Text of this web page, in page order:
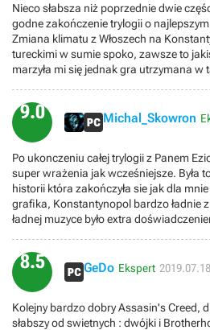
Nieco słabsza niż poprzednie dwie
godne zakończenie trylogii o najlepszym
Zmiana klimatu z Włoszech na
tureckimi w sumie spoko, zawsze to
marzyła mi się jednak gra utrzymana w
raczej cieplejsze klimaty. Gra wzięła
czyli inwestowanie w sklepy i
asasynów i wysyłanie ich na misje.
hakiem i minigierka typu tower defense
przyjemna. Ogólnie niezła część, ale
dlatego, że bohaterem był Ezio. Aż
postacią, Requiescat in pace.
9.0 Michal_Skowron
Po ukonczeniu całej trylogii z Panem
super wrażenia jak wcześniejsze. Była
historii która zakończyła sie jak dla
grafika, Konstantynopol bardzo ładnie
ładnej muzyce było extra
synchronizacji wspomnienia jak nie
sposób, co w niektorych misjach po
działania. Ogólnie grało mi się bardzo
czas spędzony z tytułem. Zabieram się
8.5 GeDo Ekspert 2019.07.18
Kolejny bardzo dobry Assasin's Creed, dla
słabszy od swietnych : dwójki i Brotherhood.Graficznie i dzwiekowo